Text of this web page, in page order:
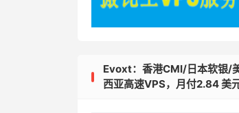
Evoxt：香港CMI/日本软银/
西亚高速VPS，月付2.84 美